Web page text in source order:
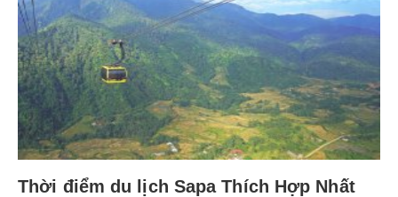
Thời điểm du lịch Sapa Thích Hợp Nhất